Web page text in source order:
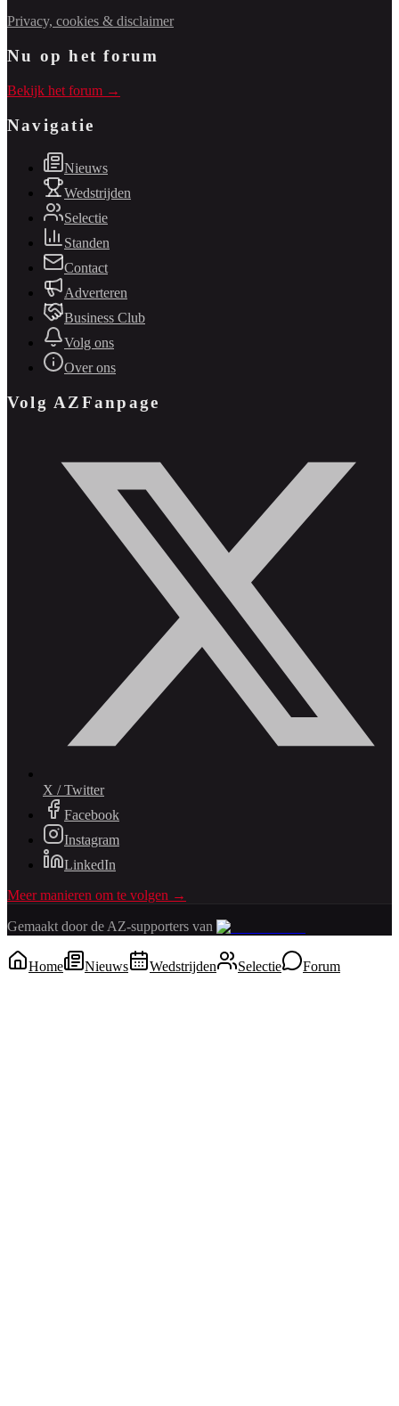
Privacy, cookies & disclaimer
Nu op het forum
Bekijk het forum →
Navigatie
Nieuws
Wedstrijden
Selectie
Standen
Contact
Adverteren
Business Club
Volg ons
Over ons
Volg AZFanpage
X / Twitter
Facebook
Instagram
LinkedIn
Meer manieren om te volgen →
Gemaakt door de AZ-supporters van
Home Nieuws Wedstrijden Selectie Forum